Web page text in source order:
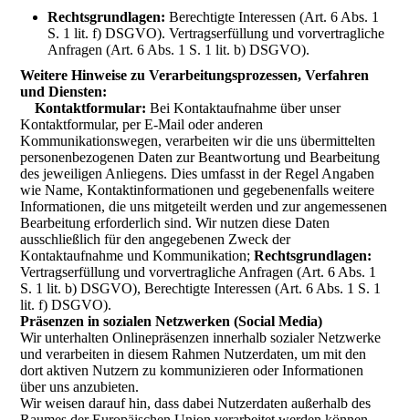
Rechtsgrundlagen: Berechtigte Interessen (Art. 6 Abs. 1
S. 1 lit. f) DSGVO). Vertragserfüllung und vorvertragliche
Anfragen (Art. 6 Abs. 1 S. 1 lit. b) DSGVO).
Weitere Hinweise zu Verarbeitungsprozessen, Verfahren
und Diensten:
Kontaktformular:Bei Kontaktaufnahme über unser
Kontaktformular, per E-Mail oder anderen
Kommunikationswegen, verarbeiten wir die uns übermittelten
personenbezogenen Daten zur Beantwortung und Bearbeitung
des jeweiligen Anliegens. Dies umfasst in der Regel Angaben
wie Name, Kontaktinformationen und gegebenenfalls weitere
Informationen, die uns mitgeteilt werden und zur angemessenen
Bearbeitung erforderlich sind. Wir nutzen diese Daten
ausschließlich für den angegebenen Zweck der
Kontaktaufnahme und Kommunikation;Rechtsgrundlagen:
Vertragserfüllung und vorvertragliche Anfragen (Art. 6 Abs. 1
S. 1 lit. b) DSGVO), Berechtigte Interessen (Art. 6 Abs. 1 S. 1
lit. f) DSGVO).
Präsenzen in sozialen Netzwerken (Social Media)
Wir unterhalten Onlinepräsenzen innerhalb sozialer Netzwerke
und verarbeiten in diesem Rahmen Nutzerdaten, um mit den
dort aktiven Nutzern zu kommunizieren oder Informationen
über uns anzubieten.
Wir weisen darauf hin, dass dabei Nutzerdaten außerhalb des